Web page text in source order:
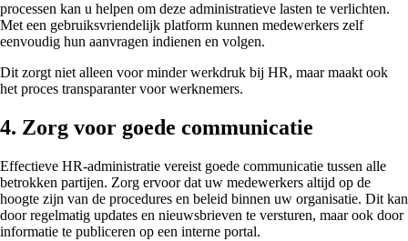
processen kan u helpen om deze administratieve lasten te verlichten.
Met een gebruiksvriendelijk platform kunnen medewerkers zelf
eenvoudig hun aanvragen indienen en volgen.
Dit zorgt niet alleen voor minder werkdruk bij HR, maar maakt ook
het proces transparanter voor werknemers.
4. Zorg voor goede communicatie
Effectieve HR-administratie vereist goede communicatie tussen alle
betrokken partijen. Zorg ervoor dat uw medewerkers altijd op de
hoogte zijn van de procedures en beleid binnen uw organisatie. Dit kan
door regelmatig updates en nieuwsbrieven te versturen, maar ook door
informatie te publiceren op een interne portal.